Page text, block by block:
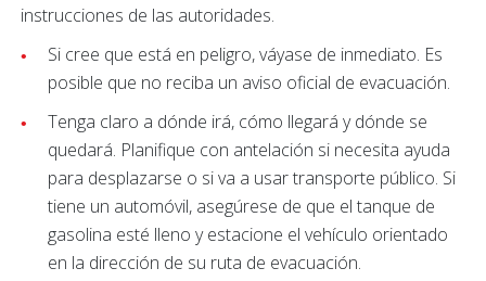
instrucciones de las autoridades.
Si cree que está en peligro, váyase de inmediato. Es
posible que no reciba un aviso oficial de evacuación.
Tenga claro a dónde irá, cómo llegará y dónde se
quedará. Planifique con antelación si necesita ayuda
para desplazarse o si va a usar transporte público. Si
tiene un automóvil, asegúrese de que el tanque de
gasolina esté lleno y estacione el vehículo orientado
en la dirección de su ruta de evacuación.